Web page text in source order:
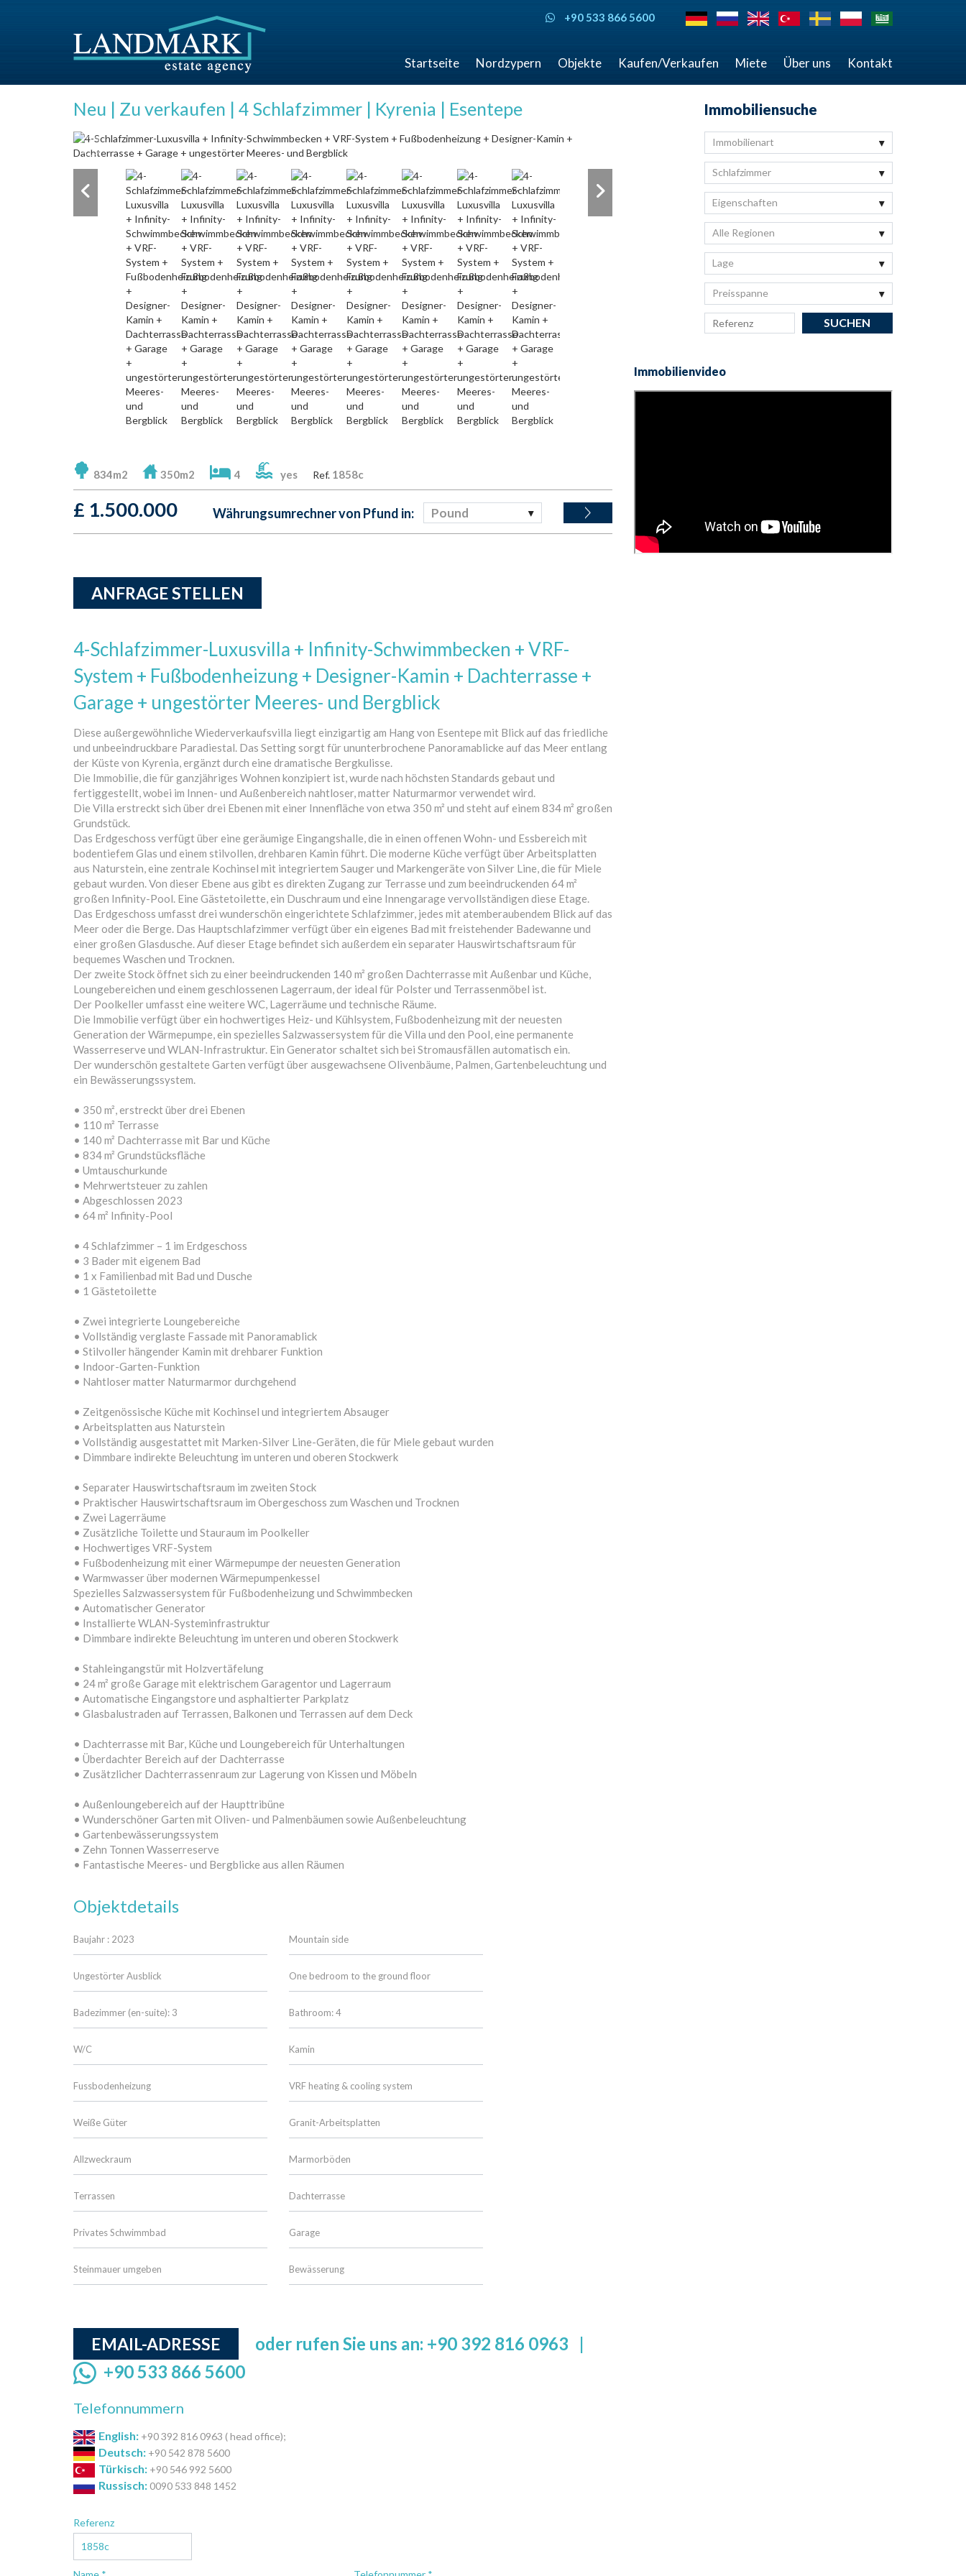
+90 533 866 5600
Startseite Nordzypern Objekte Kaufen/Verkaufen Miete Über uns Kontakt
Neu | Zu verkaufen | 4 Schlafzimmer | Kyrenia | Esentepe
834m2 350m2 4 yes Ref. 1858c
£ 1.500.000 Währungsumrechner von Pfund in: Pound
ANFRAGE STELLEN
4-Schlafzimmer-Luxusvilla + Infinity-Schwimmbecken + VRF-
System + Fußbodenheizung + Designer-Kamin + Dachterrasse +
Garage + ungestörter Meeres- und Bergblick
Diese außergewöhnliche Wiederverkaufsvilla liegt einzigartig am Hang von Esentepe mit Blick auf das friedliche
und unbeeindruckbare Paradiestal. Das Setting sorgt für ununterbrochene Panoramablicke auf das Meer entlang
der Küste von Kyrenia, ergänzt durch eine dramatische Bergkulisse.
Die Immobilie, die für ganzjähriges Wohnen konzipiert ist, wurde nach höchsten Standards gebaut und
fertiggestellt, wobei im Innen- und Außenbereich nahtloser, matter Naturmarmor verwendet wird.
Die Villa erstreckt sich über drei Ebenen mit einer Innenfläche von etwa 350 m² und steht auf einem 834 m² großen
Grundstück.
Das Erdgeschoss verfügt über eine geräumige Eingangshalle, die in einen offenen Wohn- und Essbereich mit
bodentiefem Glas und einem stilvollen, drehbaren Kamin führt. Die moderne Küche verfügt über Arbeitsplatten
aus Naturstein, eine zentrale Kochinsel mit integriertem Sauger und Markengeräte von Silver Line, die für Miele
gebaut wurden. Von dieser Ebene aus gibt es direkten Zugang zur Terrasse und zum beeindruckenden 64 m²
großen Infinity-Pool. Eine Gästetoilette, ein Duschraum und eine Innengarage vervollständigen diese Etage.
Das Erdgeschoss umfasst drei wunderschön eingerichtete Schlafzimmer, jedes mit atemberaubendem Blick auf das
Meer oder die Berge. Das Hauptschlafzimmer verfügt über ein eigenes Bad mit freistehender Badewanne und
einer großen Glasdusche. Auf dieser Etage befindet sich außerdem ein separater Hauswirtschaftsraum für
bequemes Waschen und Trocknen.
Der zweite Stock öffnet sich zu einer beeindruckenden 140 m² großen Dachterrasse mit Außenbar und Küche,
Loungebereichen und einem geschlossenen Lagerraum, der ideal für Polster und Terrassenmöbel ist.
Der Poolkeller umfasst eine weitere WC, Lagerräume und technische Räume.
Die Immobilie verfügt über ein hochwertiges Heiz- und Kühlsystem, Fußbodenheizung mit der neuesten
Generation der Wärmepumpe, ein spezielles Salzwassersystem für die Villa und den Pool, eine permanente
Wasserreserve und WLAN-Infrastruktur. Ein Generator schaltet sich bei Stromausfällen automatisch ein.
Der wunderschön gestaltete Garten verfügt über ausgewachsene Olivenbäume, Palmen, Gartenbeleuchtung und
ein Bewässerungssystem.
• 350 m², erstreckt über drei Ebenen
• 110 m² Terrasse
• 140 m² Dachterrasse mit Bar und Küche
• 834 m² Grundstücksfläche
• Umtauschurkunde
• Mehrwertsteuer zu zahlen
• Abgeschlossen 2023
• 64 m² Infinity-Pool
• 4 Schlafzimmer – 1 im Erdgeschoss
• 3 Bader mit eigenem Bad
• 1 x Familienbad mit Bad und Dusche
• 1 Gästetoilette
• Zwei integrierte Loungebereiche
• Vollständig verglaste Fassade mit Panoramablick
• Stilvoller hängender Kamin mit drehbarer Funktion
• Indoor-Garten-Funktion
• Nahtloser matter Naturmarmor durchgehend
• Zeitgenössische Küche mit Kochinsel und integriertem Absauger
• Arbeitsplatten aus Naturstein
• Vollständig ausgestattet mit Marken-Silver Line-Geräten, die für Miele gebaut wurden
• Dimmbare indirekte Beleuchtung im unteren und oberen Stockwerk
• Separater Hauswirtschaftsraum im zweiten Stock
• Praktischer Hauswirtschaftsraum im Obergeschoss zum Waschen und Trocknen
• Zwei Lagerräume
• Zusätzliche Toilette und Stauraum im Poolkeller
• Hochwertiges VRF-System
• Fußbodenheizung mit einer Wärmepumpe der neuesten Generation
• Warmwasser über modernen Wärmepumpenkessel
Spezielles Salzwassersystem für Fußbodenheizung und Schwimmbecken
• Automatischer Generator
• Installierte WLAN-Systeminfrastruktur
• Dimmbare indirekte Beleuchtung im unteren und oberen Stockwerk
• Stahleingangstür mit Holzvertäfelung
• 24 m² große Garage mit elektrischem Garagentor und Lagerraum
• Automatische Eingangstore und asphaltierter Parkplatz
• Glasbalustraden auf Terrassen, Balkonen und Terrassen auf dem Deck
• Dachterrasse mit Bar, Küche und Loungebereich für Unterhaltungen
• Überdachter Bereich auf der Dachterrasse
• Zusätzlicher Dachterrassenraum zur Lagerung von Kissen und Möbeln
• Außenloungebereich auf der Haupttribüne
• Wunderschöner Garten mit Oliven- und Palmenbäumen sowie Außenbeleuchtung
• Gartenbewässerungssystem
• Zehn Tonnen Wasserreserve
• Fantastische Meeres- und Bergblicke aus allen Räumen
Objektdetails
Baujahr : 2023 Mountain side
Ungestörter Ausblick One bedroom to the ground floor
Badezimmer (en-suite): 3 Bathroom: 4
W/C Kamin
Fussbodenheizung VRF heating & cooling system
Weiße Güter Granit-Arbeitsplatten
Allzweckraum Marmorböden
Terrassen Dachterrasse
Privates Schwimmbad Garage
Steinmauer umgeben Bewässerung
EMAIL-ADRESSE oder rufen Sie uns an: +90 392 816 0963 |
+90 533 866 5600
Telefonnummern
English: +90 392 816 0963 ( head office);
Deutsch: +90 542 878 5600
Türkisch: +90 546 992 5600
Russisch: 0090 533 848 1452
Referenz
Immobiliensuche
Immobilienart
Schlafzimmer
Eigenschaften
Alle Regionen
Lage
Preisspanne
Immobilienvideo